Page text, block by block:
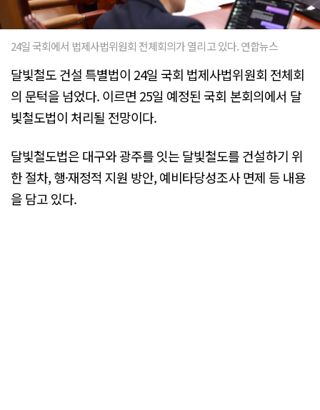
24일 국회에서 법제사법위원회 전체회의가 열리고 있다. 연합뉴스
달빛철도 건설 특별법이 24일 국회 법제사법위원회 전체회
의 문턱을 넘었다. 이르면 25일 예정된 국회 본회의에서 달
빛철도법이 처리될 전망이다.
달빛철도법은 대구와 광주를 잇는 달빛철도를 건설하기 위
한 절차, 행·재정적 지원 방안, 예비타당성조사 면제 등 내용
을 담고 있다.